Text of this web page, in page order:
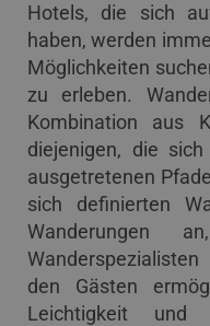
Hotels, die sich
haben, werden
Möglichkeiten
zu erleben.
Kombination aus
diejenigen, die
ausgetretenen
sich definierten
Wanderungen
den Gästen
Leichtigkeit und